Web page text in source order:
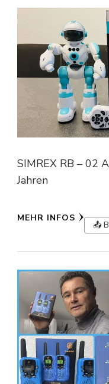
SIMREX RB – 02
Jahren
MEHR INFOS
📤